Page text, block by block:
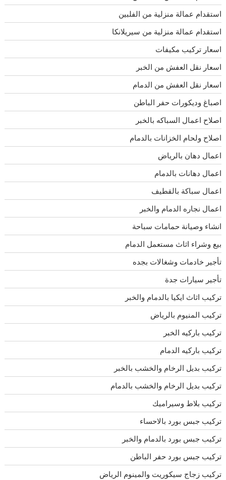
استقدام عمالة منزلية من الفلبين
استقدام عمالة منزلية من سيريلانكا
اسعار تركيب مكيفات
اسعار نقل العفش من الخبر
اسعار نقل العفش من الدمام
اصباغ وديكورات حفر الباطن
اصلاح اعمال السباكه بالخبر
اصلاح ولحام الخزانات بالدمام
اعمال دهان بالرياض
اعمال دهانات بالدمام
اعمال سباكة بالقطيف
اعمال نجاره الدمام والخبر
انشاء وصيانة حمامات سباحة
بيع وشراء اثاث مستعمل الدمام
تأجير خادمات وشغالات بجده
تأجير سيارات جدة
تركيب اثاث ايكيا بالدمام والخبر
تركيب المنيوم بالرياض
تركيب باركيه الخبر
تركيب باركيه الدمام
تركيب بديل الرخام والخشب بالخبر
تركيب بديل الرخام والخشب بالدمام
تركيب بلاط وسيراميك
تركيب جبس بورد بالاحساء
تركيب جبس بورد بالدمام والخبر
تركيب جبس بورد حفر الباطن
تركيب زجاج سيكوريت والمينوم الرياض